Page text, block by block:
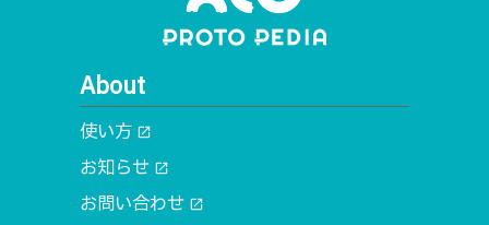
About
使い方 open_in_new
お知らせ open_in_new
お問い合わせ open_in_new